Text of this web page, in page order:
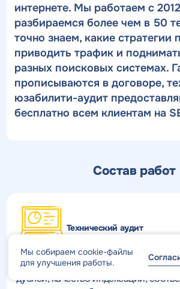
интернете. Мы работаем с
разбираемся более чем в 50
точно знаем, какие стратегии
приводить трафик и
разных поисковых системах.
прописываются в договоре,
юзабилити-аудит
бесплатно всем клиентам на
Состав работ
Технический аудит
Анализируется общая структура
дублей, качество индексации,
Мы собираем cookie-файлы
для улучшения работы.